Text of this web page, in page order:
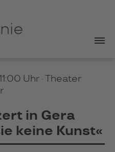
Uhr · Theater
in Gera
keine Kunst«